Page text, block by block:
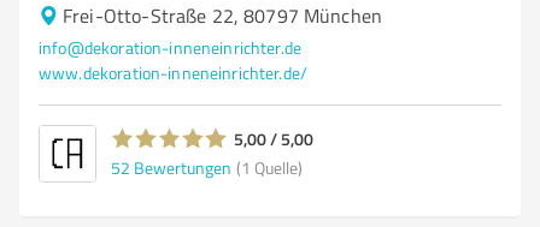
Frei-Otto-Straße 22, 80797 München
info@dekoration-inneneinrichter.de
www.dekoration-inneneinrichter.de/
5,00 / 5,00
52 Bewertungen (1 Quelle)